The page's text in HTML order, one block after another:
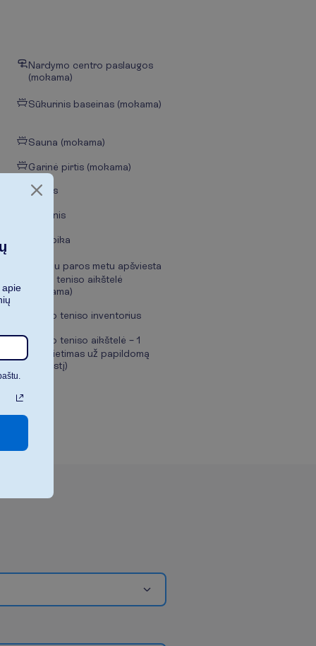
Nardymo centro paslaugos
(mokama)
Sūkurinis baseinas (mokama)
Sauna (mokama)
Garinė pirtis (mokama)
Smigis
Tinklinis
Aerobika
Tamsiu paros metu apšviesta
lauko teniso aikštelė
(mokama)
Lauko teniso inventorius
Lauko teniso aikštelė – 1
(apšvietimas už papildomą
mokestį)